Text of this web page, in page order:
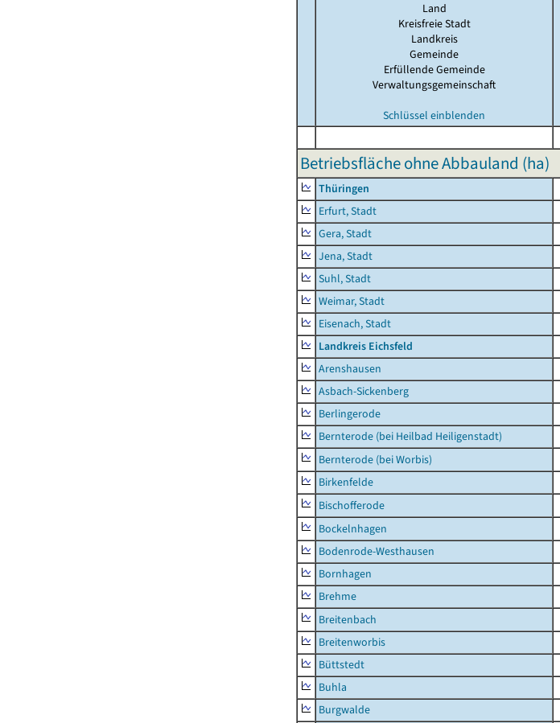
Land
Kreisfreie Stadt
Landkreis
Gemeinde
Erfüllende Gemeinde
Verwaltungsgemeinschaft
Schlüssel einblenden
Betriebsfläche ohne Abbauland (ha)
Thüringen
Erfurt, Stadt
Gera, Stadt
Jena, Stadt
Suhl, Stadt
Weimar, Stadt
Eisenach, Stadt
Landkreis Eichsfeld
Arenshausen
Asbach-Sickenberg
Berlingerode
Bernterode (bei Heilbad Heiligenstadt)
Bernterode (bei Worbis)
Birkenfelde
Bischofferode
Bockelnhagen
Bodenrode-Westhausen
Bornhagen
Brehme
Breitenbach
Breitenworbis
Büttstedt
Buhla
Burgwalde